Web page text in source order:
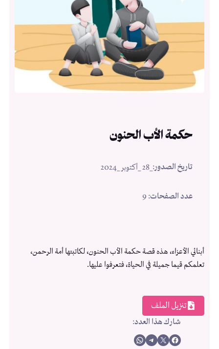
حكمة الأب الحنون
تاريخ الصدور: _28 _أكتوبر _2024
عدد الصفحات: 9
أبنائي الأعزاء، هذه قصة حكمة الأب الحنون، لكاتبتها أمة الرحمن،
تعلمكم قيما جميلة في الحياة، فتعرفوا عليها.
تنزيل الملف
شارك هذا العدد:
Share on Facebook
Share on X
Share on Telegram
Share on WhatsApp